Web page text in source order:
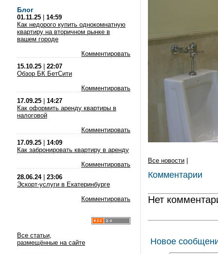
Блог
01.11.25
14:59
Как недорого купить однокомнатную
квартиру на вторичном рынке в
вашем городе
Комментировать
15.10.25
22:07
Обзор БК БетСити
Комментировать
17.09.25
14:27
Как оформить аренду квартиры в
налоговой
Комментировать
17.09.25
14:09
Как забронировать квартиру в аренду
Комментировать
28.06.24| 23:06
Эскорт-услуги в Екатеринбурге
Комментировать
Все статьи,
размещённые на сайте
Все новости
Комментарии
Нет
Новое